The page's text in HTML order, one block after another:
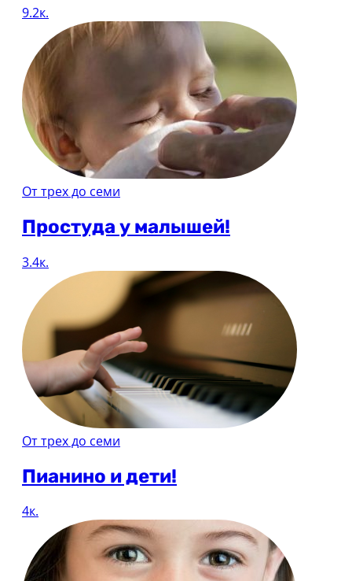
9.2к.
От трех до семи
Простуда у малышей!
3.4к.
От трех до семи
Пианино и дети!
4к.